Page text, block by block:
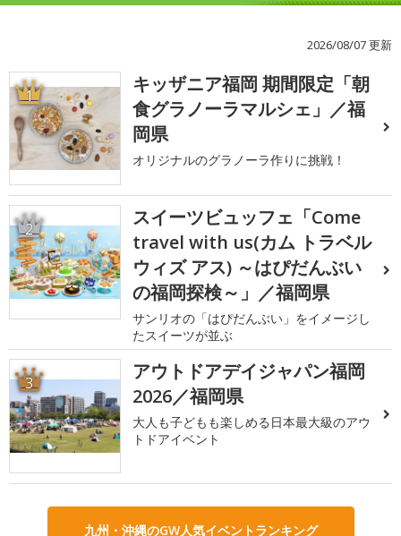
2026/08/07 更新
1
キッザニア福岡 期間限定「朝
食グラノーラマルシェ」／福
岡県
オリジナルのグラノーラ作りに挑戦！
2
スイーツビュッフェ「Come
travel with us(カム トラベル
ウィズ アス) ～はぴだんぶい
の福岡探検～」／福岡県
サンリオの「はぴだんぶい」をイメージし
たスイーツが並ぶ
3
アウトドアデイジャパン福岡
2026／福岡県
大人も子どもも楽しめる日本最大級のアウ
トドアイベント
九州・沖縄のGW人気イベントランキング